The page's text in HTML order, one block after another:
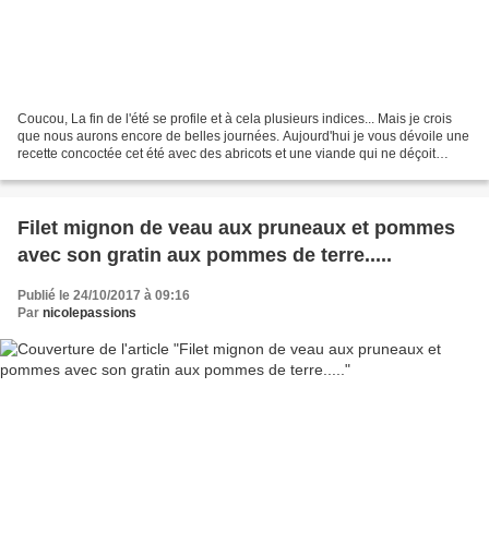
Coucou, La fin de l'été se profile et à cela plusieurs indices... Mais je crois
que nous aurons encore de belles journées. Aujourd'hui je vous dévoile une
recette concoctée cet été avec des abricots et une viande qui ne déçoit
Filet mignon de veau aux pruneaux et pommes
avec son gratin aux pommes de terre.....
Publié le 24/10/2017 à 09:16
Par nicolepassions